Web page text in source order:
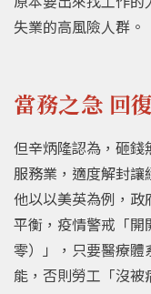
失業的高風險人群。
當務之急 回
但辛炳隆認為，砸
服務業，適度解封讓
他以以美英為例，
平衡，疫情警戒「
零）」，只要醫療
能，否則勞工「沒被